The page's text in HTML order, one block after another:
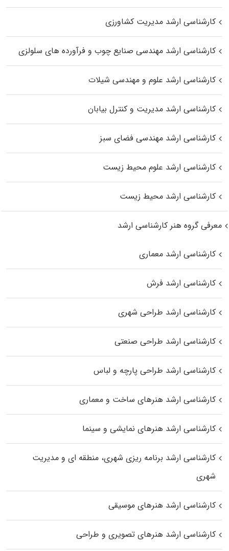
کارشناسی ارشد مدیریت کشاورزی
کارشناسی ارشد مهندسی صنایع چوب و فرآورده‌ های سلولزی
کارشناسی ارشد علوم و مهندسی شیلات
کارشناسی ارشد مدیریت و کنترل بیابان
کارشناسی ارشد مهندسی فضای سبز
کارشناسی ارشد علوم محیط‌ زیست
کارشناسی ارشد محیط زیست
معرفی گروه هنر کارشناسی ارشد
کارشناسی ارشد معماری
کارشناسی ارشد فرش
کارشناسی ارشد طراحی شهری
کارشناسی ارشد طراحی صنعتی
کارشناسی ارشد طراحی پارچه و لباس
کارشناسی ارشد هنرهای ساخت و معماری
کارشناسی ارشد هنرهای نمایشی و سینما
کارشناسی ارشد برنامه ریزی شهری، منطقه‌ ای و مدیریت
شهری
کارشناسی ارشد هنرهای موسیقی
کارشناسی ارشد هنرهای تصویری و طراحی